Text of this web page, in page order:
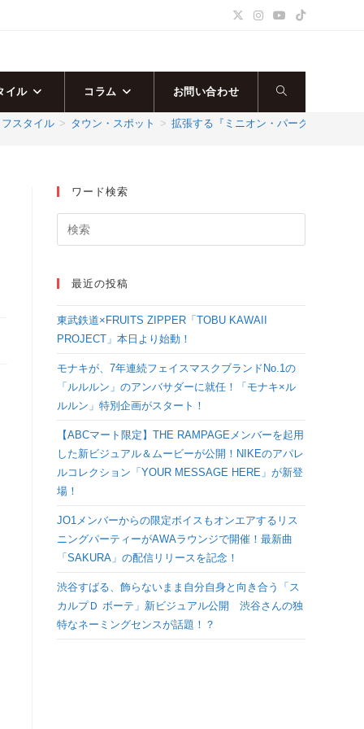
イル コラム お問い合わせ ウ
サ
検
を
グ
ル
フスタイル > タウン・スポット > 拡張する『ミニオン・パーク』の最新
ワード検索
最近の投稿
東武鉄道×FRUITS ZIPPER「TOBU KAWAII
PROJECT」本日より始動！
モナキが、7年連続フェイスマスクブランドNo.1の
「ルルルン」のアンバサダーに就任！「モナキ×ル
ルルン」特別企画がスタート！
【ABCマート限定】THE RAMPAGEメンバーを起用
した新ビジュアル＆ムービーが公開！NIKEのアパレ
ルコレクション「YOUR MESSAGE HERE」が新登
場！
JO1メンバーからの限定ボイスもオンエアするリス
ニングパーティーがAWAラウンジで開催！最新曲
「SAKURA」の配信リリースを記念！
渋谷すばる、飾らないまま自分自身と向き合う「ス
カルプＤ ボーテ」新ビジュアル公開 渋谷さんの独
特なネーミングセンスが話題！？